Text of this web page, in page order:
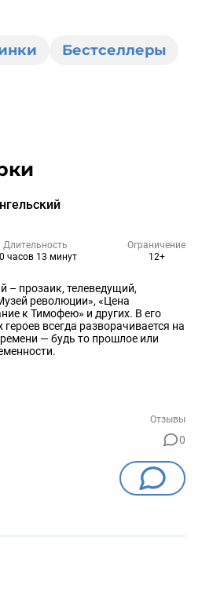
Бестселлеры
Длительность
часов 13 минут
Ограничение
12+
– прозаик, телеведущий,
революции», «Цена
к Тимофею» и других. В его
всегда разворачивается на
— будь то прошлое или
Отзывы
0